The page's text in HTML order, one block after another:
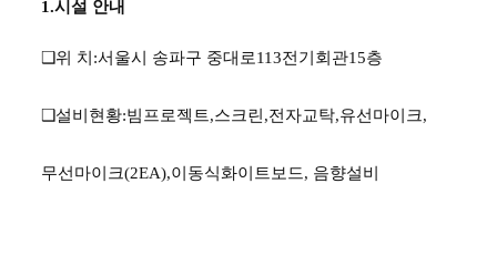
1.시설 안내
❑위 치:서울시 송파구 중대로113전기회관15층
❑설비현황:빔프로젝트,스크린,전자교탁,유선마이크,
무선마이크(2EA),이동식화이트보드, 음향설비